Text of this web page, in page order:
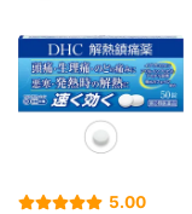
5.00